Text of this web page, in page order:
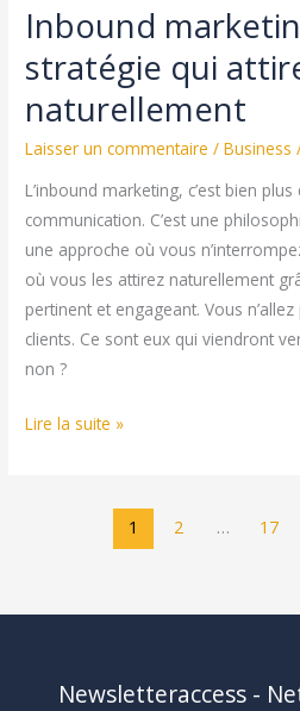
Inbound
stratégie qui
naturellement
Laisser un commentaire /Business
L’inbound marketing, c’est bien
communication. C’est une
une approche où vous
où vous les attirez naturellement
pertinent et engageant. Vous
clients. Ce sont eux qui viendront
non ?
Inbound
naturellement
Lire la suite »
1 2 … 17
Newsletteraccess -